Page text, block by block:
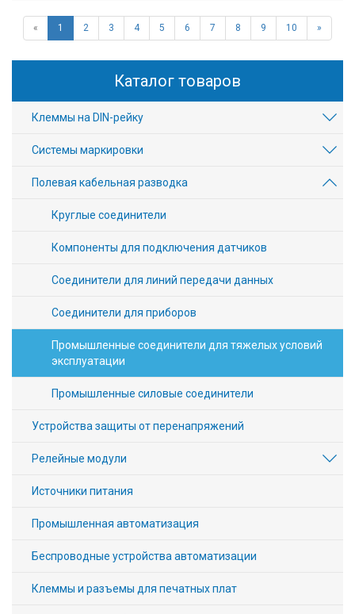
« 1 2 3 4 5 6 7 8 9 10 »
Каталог товаров
Клеммы на DIN-рейку
Системы маркировки
Полевая кабельная разводка
Круглые соединители
Компоненты для подключения датчиков
Соединители для линий передачи данных
Соединители для приборов
Промышленные соединители для тяжелых условий
эксплуатации
Промышленные силовые соединители
Устройства защиты от перенапряжений
Релейные модули
Источники питания
Промышленная автоматизация
Беспроводные устройства автоматизации
Клеммы и разъемы для печатных плат